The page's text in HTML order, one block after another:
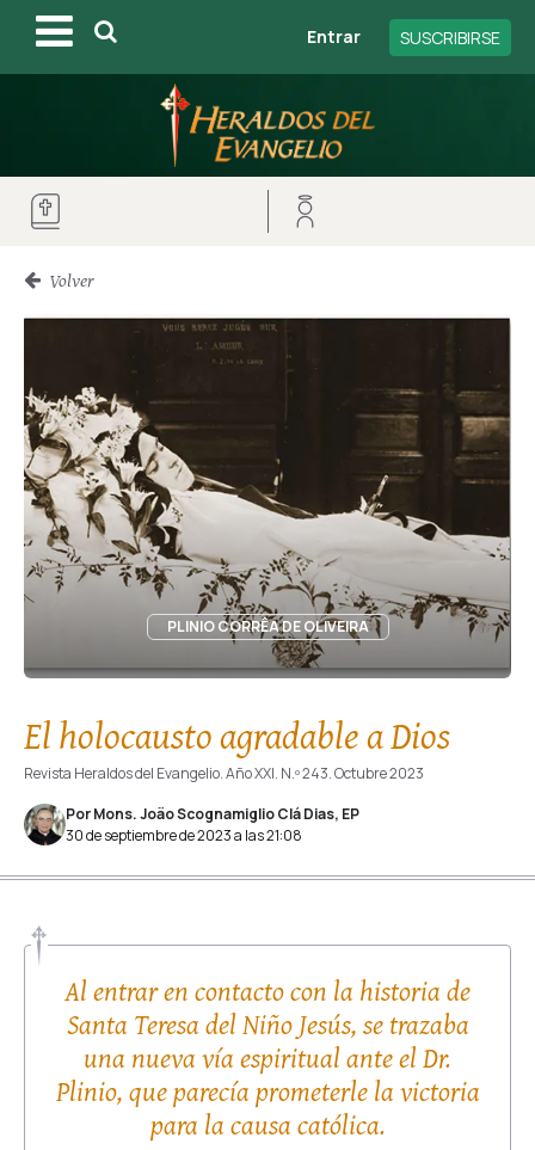
Entrar SUSCRIBIRSE
Volver
PLINIO CORRÊA DE OLIVEIRA
El holocausto agradable a Dios
Revista Heraldos del Evangelio. Año XXI. N.º 243. Octubre 2023
Por Mons. João Scognamiglio Clá Dias, EP
30 de septiembre de 2023 a las 21:08
Al entrar en contacto con la historia de
Santa Teresa del Niño Jesús, se trazaba
una nueva vía espiritual ante el Dr.
Plinio, que parecía prometerle la victoria
para la causa católica.